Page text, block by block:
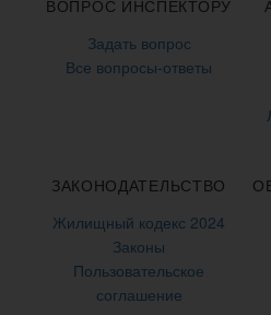
ВОПРОС ИНСПЕКТОРУ
Задать вопрос
Все вопросы-ответы
ЗАКОНОДАТЕЛЬСТВО
Жилищный кодекс 2024
Законы
Пользовательское
соглашение